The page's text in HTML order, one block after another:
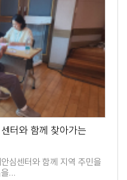
터와 함께 찾아가는
심센터와 함께 지역 주민을
을…